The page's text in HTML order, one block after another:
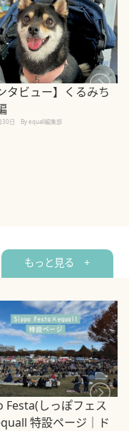
タビュー】くるみち
30日 By equall編集部
もっと見る +
Festa(しっぽフェス
特設ページ｜ド